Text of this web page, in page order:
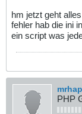
hm jetzt geht
fehler hab die ini
ein script was
PHP